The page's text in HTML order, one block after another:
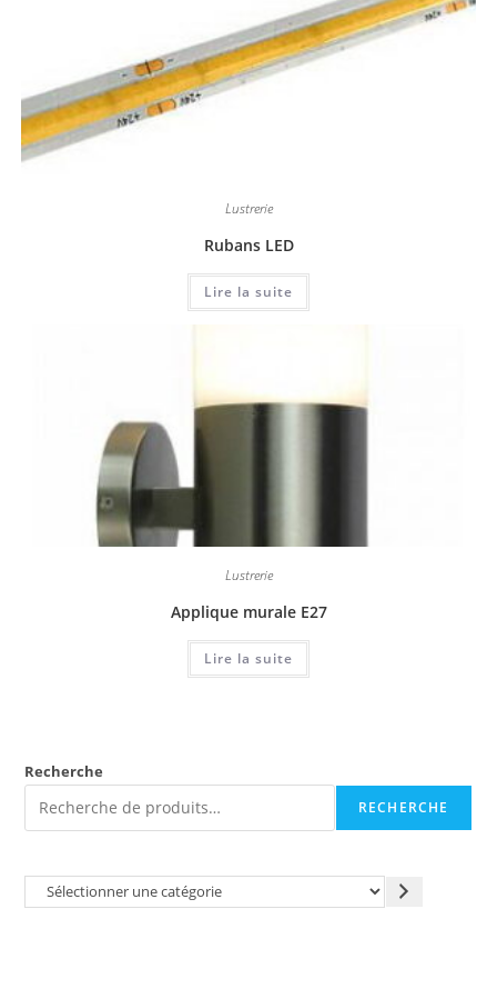
Lustrerie
Rubans LED
Lire la suite
Lustrerie
Applique murale E27
Lire la suite
Recherche
RECHERCHE